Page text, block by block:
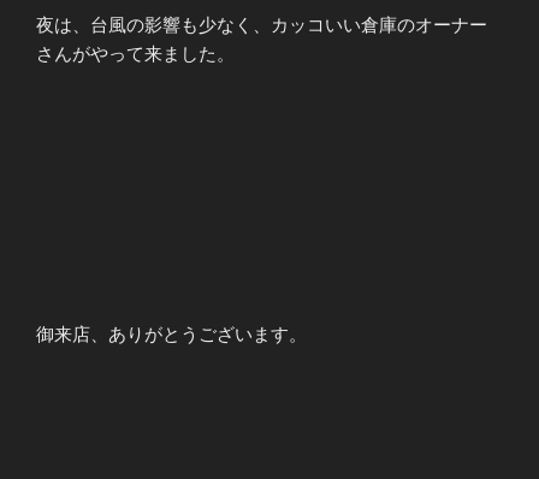
夜は、台風の影響も少なく、カッコいい倉庫のオーナー
さんがやって来ました。
御来店、ありがとうございます。